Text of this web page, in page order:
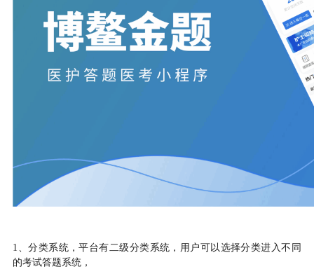
1、分类系统，平台有二级分类系统，用户可以选择分类进入不同
的考试答题系统，